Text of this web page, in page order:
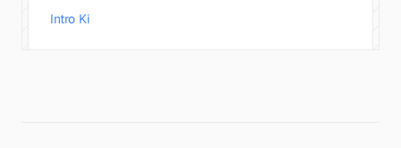
Intro Ki